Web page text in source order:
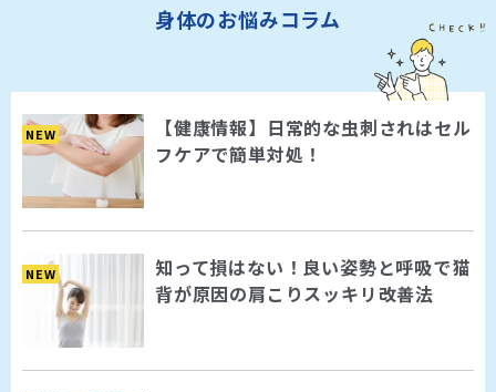
身体のお悩みコラム
NEW
【健康情報】日常的な虫刺されはセル
フケアで簡単対処！
NEW
知って損はない！良い姿勢と呼吸で猫
背が原因の肩こりスッキリ改善法